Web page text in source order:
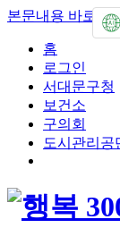
본문내용 바로가기
홈
로그인
서대문구청
보건소
구의회
도시관리공